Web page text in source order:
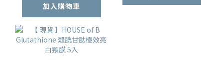
加入購物車